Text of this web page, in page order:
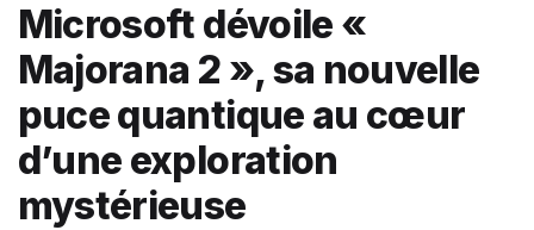
Microsoft dévoile «
Majorana 2 », sa nouvelle
puce quantique au cœur
d’une exploration
mystérieuse